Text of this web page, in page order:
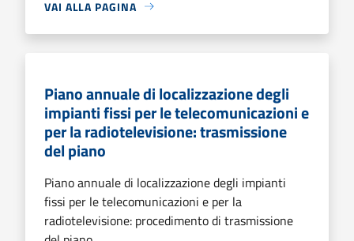
VAI ALLA PAGINA
Piano annuale di localizzazione degli
impianti fissi per le telecomunicazioni e
per la radiotelevisione: trasmissione
del piano
Piano annuale di localizzazione degli impianti
fissi per le telecomunicazioni e per la
radiotelevisione: procedimento di trasmissione